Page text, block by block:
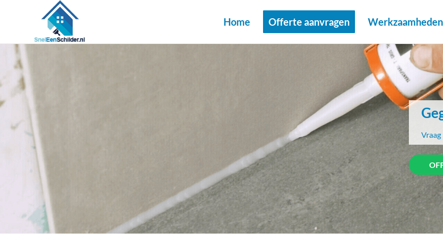
Home Offerte aanvragen